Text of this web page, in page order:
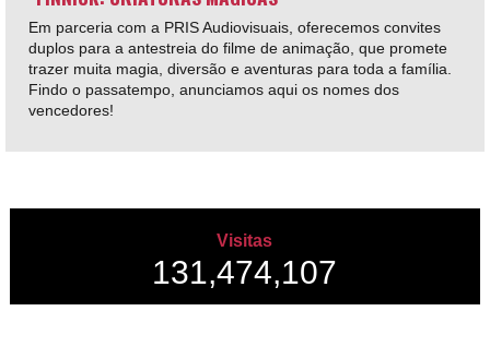
Em parceria com a PRIS Audiovisuais, oferecemos convites
duplos para a antestreia do filme de animação, que promete
trazer muita magia, diversão e aventuras para toda a família.
Findo o passatempo, anunciamos aqui os nomes dos
vencedores!
Visitas
131,474,107